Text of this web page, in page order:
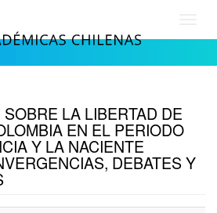
LA LIBERTAD DE
EN EL PERIODO
Y LA NACIENTE
DEBATES Y